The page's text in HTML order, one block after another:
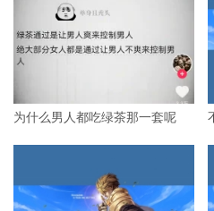
为什么男人都吃绿茶那一套呢